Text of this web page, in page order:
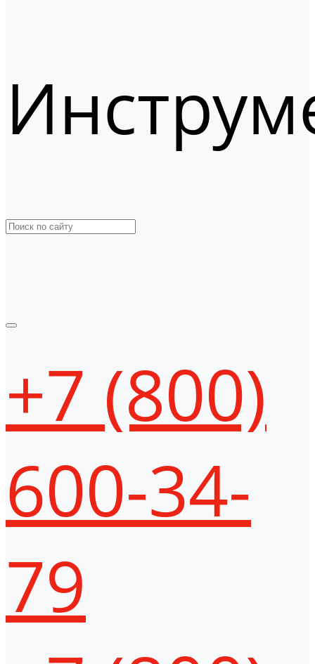
+7 (800)
600-34-
79